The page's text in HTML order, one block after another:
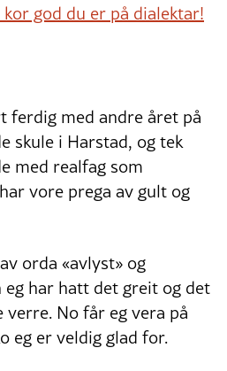
god du er på dialektar!
ferdig med andre året på
skule i Harstad, og tek
med realfag som
vore prega av gult og
orda «avlyst» og
har hatt det greit og det
verre. No får eg vera på
eg er veldig glad for.